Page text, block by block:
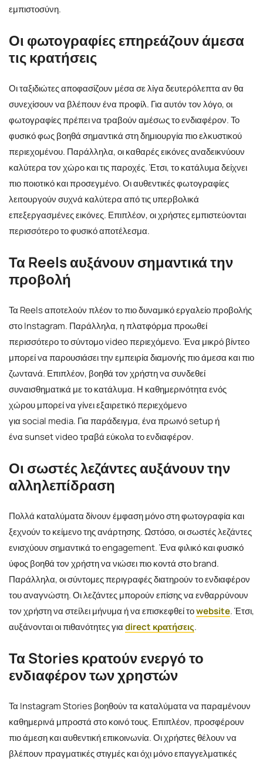
εμπιστοσύνη.
Οι φωτογραφίες επηρεάζουν άμεσα
τις κρατήσεις
Οι ταξιδιώτες αποφασίζουν μέσα σε λίγα δευτερόλεπτα αν θα
συνεχίσουν να βλέπουν ένα προφίλ. Για αυτόν τον λόγο, οι
φωτογραφίες πρέπει να τραβούν αμέσως το ενδιαφέρον. Το
φυσικό φως βοηθά σημαντικά στη δημιουργία πιο ελκυστικού
περιεχομένου. Παράλληλα, οι καθαρές εικόνες αναδεικνύουν
καλύτερα τον χώρο και τις παροχές. Έτσι, το κατάλυμα δείχνει
πιο ποιοτικό και προσεγμένο. Οι αυθεντικές φωτογραφίες
λειτουργούν συχνά καλύτερα από τις υπερβολικά
επεξεργασμένες εικόνες. Επιπλέον, οι χρήστες εμπιστεύονται
περισσότερο το φυσικό αποτέλεσμα.
Τα Reels αυξάνουν σημαντικά την
προβολή
Τα Reels αποτελούν πλέον το πιο δυναμικό εργαλείο προβολής
στο Instagram. Παράλληλα, η πλατφόρμα προωθεί
περισσότερο το σύντομο video περιεχόμενο. Ένα μικρό βίντεο
μπορεί να παρουσιάσει την εμπειρία διαμονής πιο άμεσα και πιο
ζωντανά. Επιπλέον, βοηθά τον χρήστη να συνδεθεί
συναισθηματικά με το κατάλυμα. Η καθημερινότητα ενός
χώρου μπορεί να γίνει εξαιρετικό περιεχόμενο
για social media. Για παράδειγμα, ένα πρωινό setup ή
ένα sunset video τραβά εύκολα το ενδιαφέρον.
Οι σωστές λεζάντες αυξάνουν την
αλληλεπίδραση
Πολλά καταλύματα δίνουν έμφαση μόνο στη φωτογραφία και
ξεχνούν το κείμενο της ανάρτησης. Ωστόσο, οι σωστές λεζάντες
ενισχύουν σημαντικά το engagement. Ένα φιλικό και φυσικό
ύφος βοηθά τον χρήστη να νιώσει πιο κοντά στο brand.
Παράλληλα, οι σύντομες περιγραφές διατηρούν το ενδιαφέρον
του αναγνώστη. Οι λεζάντες μπορούν επίσης να ενθαρρύνουν
τον χρήστη να στείλει μήνυμα ή να επισκεφθεί τοwebsite. Έτσι,
αυξάνονται οι πιθανότητες γιαdirect κρατήσεις.
Τα Stories κρατούν ενεργό το
ενδιαφέρον των χρηστών
Τα Instagram Stories βοηθούν τα καταλύματα να παραμένουν
καθημερινά μπροστά στο κοινό τους. Επιπλέον, προσφέρουν
πιο άμεση και αυθεντική επικοινωνία. Οι χρήστες θέλουν να
βλέπουν πραγματικές στιγμές και όχι μόνο επαγγελματικές